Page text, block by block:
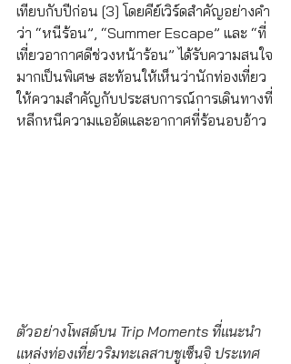
เทียบกับปีก่อน [3] โดยคีย์เวิร์ดสำคัญอย่างคำ
ว่า “หนีร้อน”, “Summer Escape” และ “ที่
เที่ยวอากาศดีช่วงหน้าร้อน” ได้รับความสนใจ
มากเป็นพิเศษ สะท้อนให้เห็นว่านักท่องเที่ยว
ให้ความสำคัญกับประสบการณ์การเดินทางที่
หลีกหนีความแออัดและอากาศที่ร้อนอบอ้าว
ตัวอย่างโพสต์บน Trip Moments ที่แนะนำ
แหล่งท่องเที่ยวริมทะเลสาบชูเซ็นจิ ประเทศ